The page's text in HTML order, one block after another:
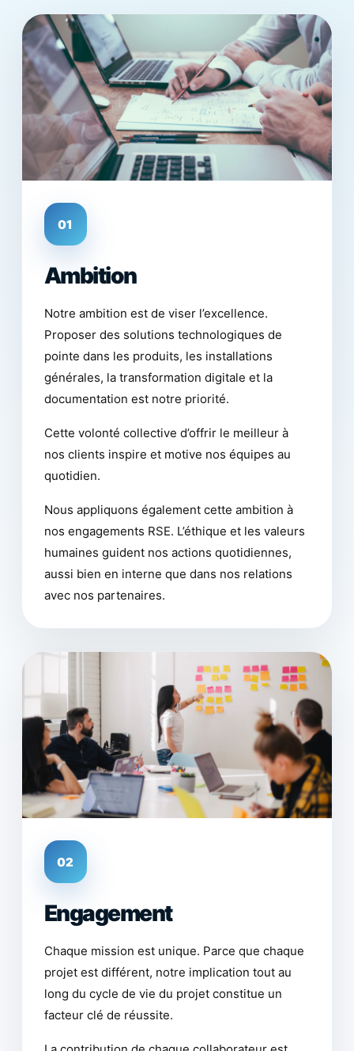
01
Ambition
Notre ambition est de viser l’excellence.
Proposer des solutions technologiques de
pointe dans les produits, les installations
générales, la transformation digitale et la
documentation est notre priorité.
Cette volonté collective d’offrir le meilleur à
nos clients inspire et motive nos équipes au
quotidien.
Nous appliquons également cette ambition à
nos engagements RSE. L’éthique et les valeurs
humaines guident nos actions quotidiennes,
aussi bien en interne que dans nos relations
avec nos partenaires.
02
Engagement
Chaque mission est unique. Parce que chaque
projet est différent, notre implication tout au
long du cycle de vie du projet constitue un
facteur clé de réussite.